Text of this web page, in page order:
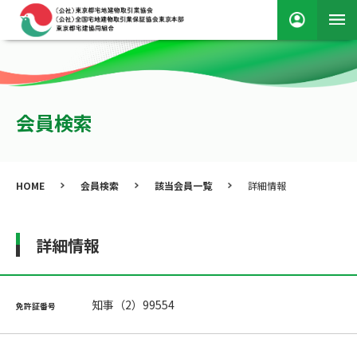
会員検索
HOME 会員検索 該当会員一覧 詳細情報
詳細情報
免許証番号 知事（2）99554